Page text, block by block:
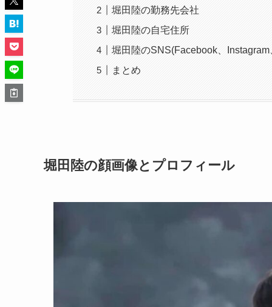
堀田陸の勤務先会社
堀田陸の自宅住所
堀田陸のSNS(Facebook、Instagram
まとめ
堀田陸の顔画像とプロフィール